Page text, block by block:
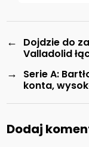
←
Dojdzie do
Valladolid
→
Serie A:
konta,
Dodaj